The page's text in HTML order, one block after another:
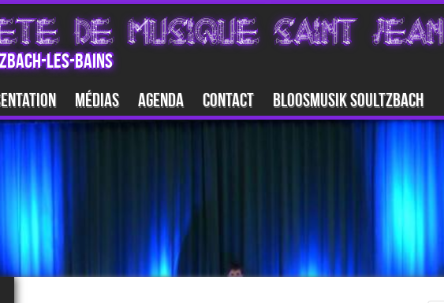
DE MUSIQUE SAINT JEAN
LES-BAINS
Médias Agenda Contact Bloosmusik Soultzbach